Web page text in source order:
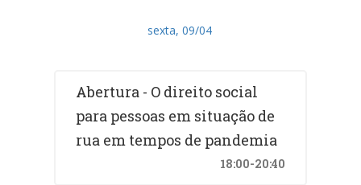
sexta, 09/04
Abertura - O direito social
para pessoas em situação de
rua em tempos de pandemia
18:00-20:40